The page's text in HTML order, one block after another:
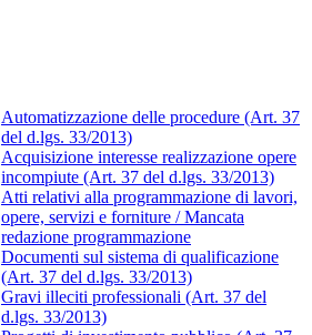
Automatizzazione delle procedure (Art. 37
del d.lgs. 33/2013)
Acquisizione interesse realizzazione opere
incompiute (Art. 37 del d.lgs. 33/2013)
Atti relativi alla programmazione di lavori,
opere, servizi e forniture / Mancata
redazione programmazione
Documenti sul sistema di qualificazione
(Art. 37 del d.lgs. 33/2013)
Gravi illeciti professionali (Art. 37 del
d.lgs. 33/2013)